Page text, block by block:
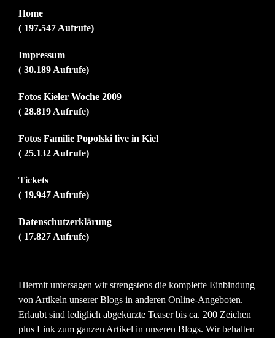
Home
( 197.547 Aufrufe)
Impressum
( 30.189 Aufrufe)
Fotos Kieler Woche 2009
( 28.819 Aufrufe)
Fotos Familie Popolski live in Kiel
( 25.132 Aufrufe)
Tickets
( 19.947 Aufrufe)
Datenschutzerklärung
( 17.827 Aufrufe)
Hiermit untersagen wir strengstens die komplette Einbindung
von Artikeln unserer Blogs in anderen Online-Angeboten.
Erlaubt sind lediglich abgekürzte Teaser bis ca. 200 Zeichen
plus Link zum ganzen Artikel in unseren Blogs. Wir behalten